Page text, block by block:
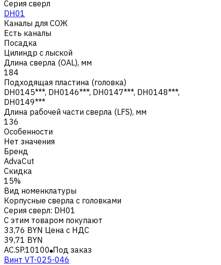
Серия сверл
DH01
Каналы для СОЖ
Есть каналы
Посадка
Цилиндр с лыской
Длина сверла (OAL), мм
184
Подходящая пластина (головка)
DH0145***, DH0146***, DH0147***, DH0148***,
DH0149***
Длина рабочей части сверла (LFS), мм
136
Особенности
Нет значения
Бренд
AdvaCut
Скидка
15%
Вид номенклатуры
Корпусные сверла с головками
Серия сверл: DH01
С этим товаром покупают
33,76 BYN Цена с НДС
39,71 BYN
AC.SP.10100 Под заказ
Винт VT-025-046